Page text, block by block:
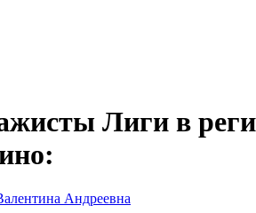
Лиги в
Андреевна